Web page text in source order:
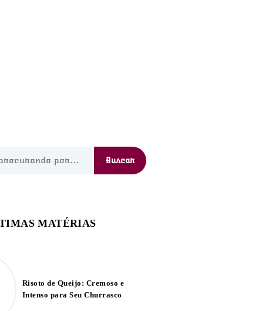
Risoto de Queijo: Cremoso e
Intenso para Seu Churrasco